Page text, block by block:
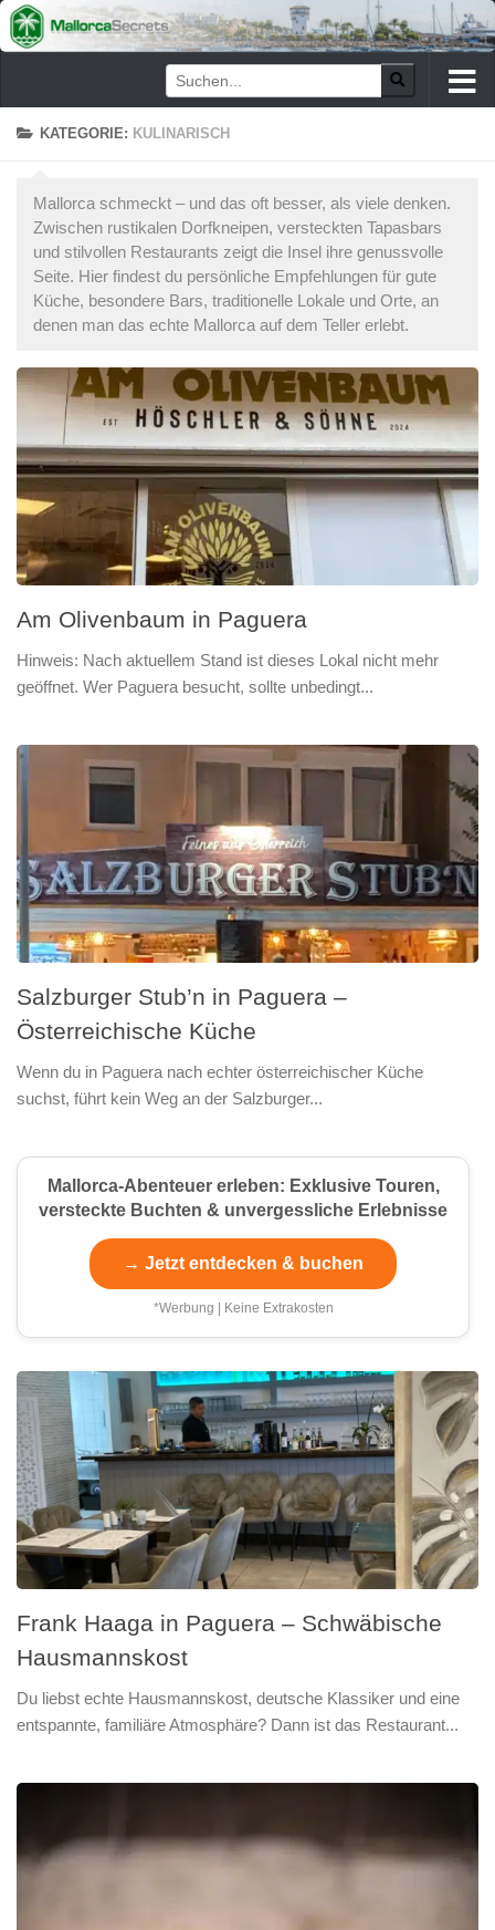
Zum Inhalt springen
KATEGORIE: KULINARISCH
Mallorca schmeckt – und das oft besser, als viele denken.
Zwischen rustikalen Dorfkneipen, versteckten Tapasbars
und stilvollen Restaurants zeigt die Insel ihre genussvolle
Seite. Hier findest du persönliche Empfehlungen für gute
Küche, besondere Bars, traditionelle Lokale und Orte, an
denen man das echte Mallorca auf dem Teller erlebt.
Am Olivenbaum in Paguera
Hinweis: Nach aktuellem Stand ist dieses Lokal nicht mehr
geöffnet. Wer Paguera besucht, sollte unbedingt...
Salzburger Stub’n in Paguera –
Österreichische Küche
Wenn du in Paguera nach echter österreichischer Küche
suchst, führt kein Weg an der Salzburger...
Mallorca-Abenteuer erleben: Exklusive Touren,
versteckte Buchten & unvergessliche Erlebnisse
→ Jetzt entdecken & buchen
*Werbung | Keine Extrakosten
Frank Haaga in Paguera – Schwäbische
Hausmannskost
Du liebst echte Hausmannskost, deutsche Klassiker und eine
entspannte, familiäre Atmosphäre? Dann ist das Restaurant...